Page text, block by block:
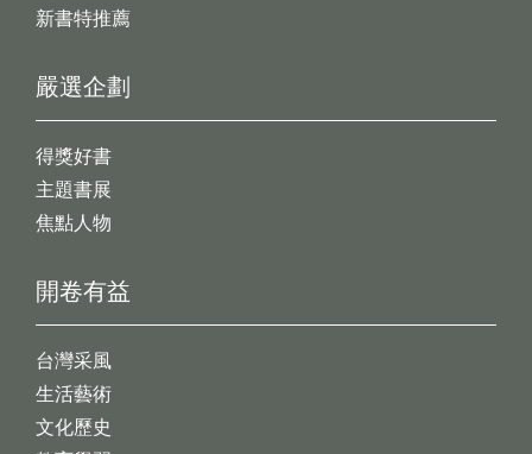
新書特推薦
開卷有益
台灣采風
生活藝術
文化歷史
嚴選企劃
得獎好書
主題書展
焦點人物